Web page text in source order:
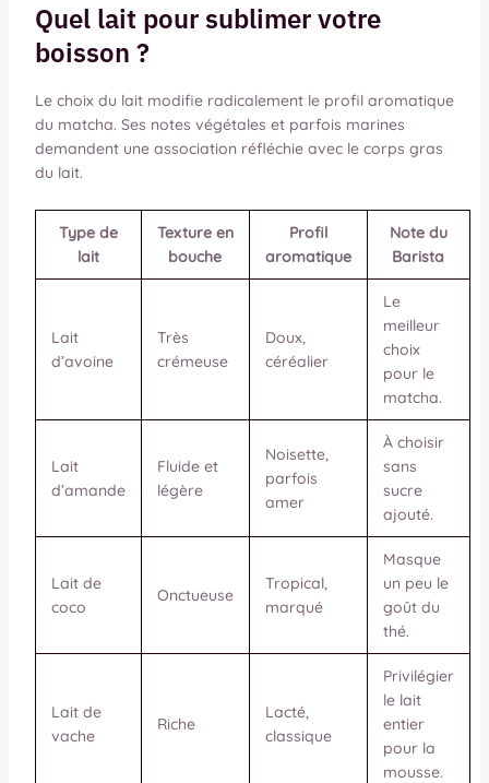
Quel lait pour sublimer votre
boisson ?
Le choix du lait modifie radicalement le profil aromatique
du matcha. Ses notes végétales et parfois marines
demandent une association réfléchie avec le corps gras
du lait.
Type de
lait
Texture en
bouche
Profil
aromatique
Note du
Barista
Lait
d’avoine
Très
crémeuse
Doux,
céréalier
Le
meilleur
choix
pour le
matcha.
Lait
d’amande
Fluide et
légère
Noisette,
parfois
amer
À choisir
sans
sucre
ajouté.
Lait de
coco
Onctueuse
Tropical,
marqué
Masque
un peu le
goût du
thé.
Lait de
vache
Riche
Lacté,
classique
Privilégier
le lait
entier
pour la
mousse.